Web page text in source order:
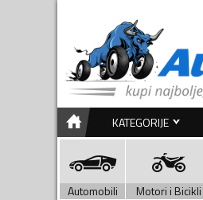
KATEGORIJE
Automobili Motori i Bicikli